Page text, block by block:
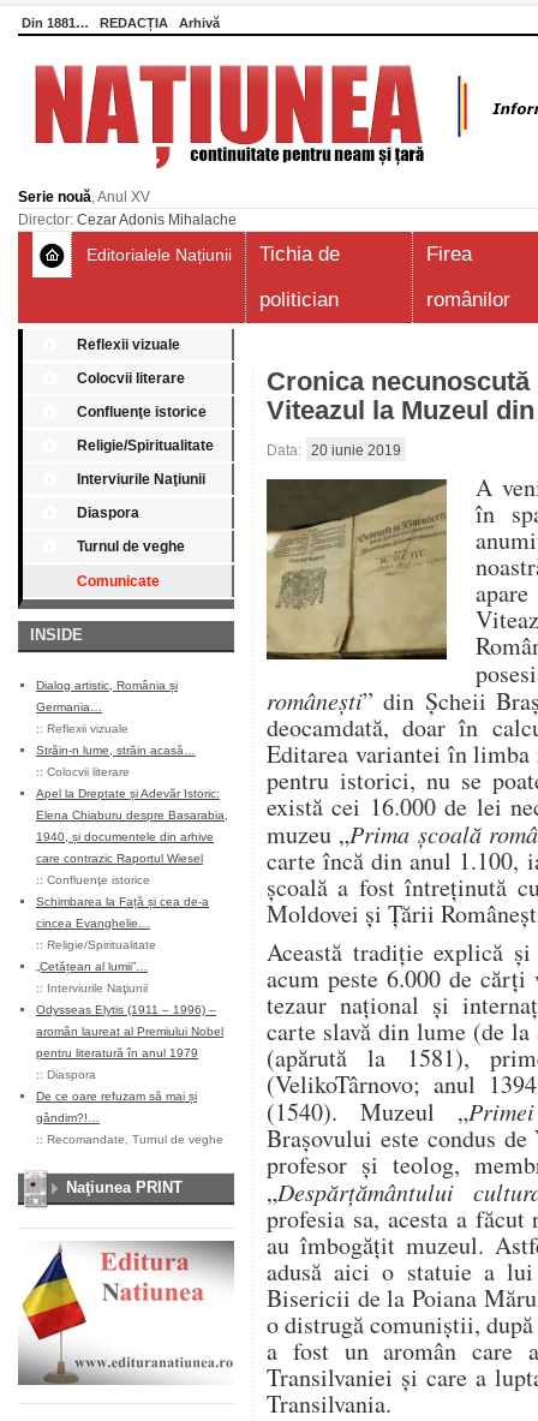
Din 1881… REDACȚIA Arhivă
Serie nouă, Anul XV
Director: Cezar Adonis Mihalache
Editorialele Națiunii
Tichia de
politician
Firea
românilor
Reflexii vizuale
Colocvii literare
Confluenţe istorice
Religie/Spiritualitate
Interviurile Naţiunii
Diaspora
Turnul de veghe
Comunicate
INSIDE
Dialog artistic, România și
Germania…
:: Reflexii vizuale
Străin-n lume, străin acasă…
:: Colocvii literare
Apel la Dreptate și Adevăr Istoric:
Elena Chiaburu despre Basarabia,
1940, și documentele din arhive
care contrazic Raportul Wiesel
:: Confluenţe istorice
Schimbarea la Față și cea de-a
cincea Evanghelie…
:: Religie/Spiritualitate
„Cetățean al lumii”…
:: Interviurile Naţiunii
Odysseas Elytis (1911 – 1996) –
aromân laureat al Premiului Nobel
pentru literatură în anul 1979
:: Diaspora
De ce oare refuzam să mai și
gândim?!…
:: Recomandate Turnul de veghe
Naţiunea PRINT
Cronica
Viteazul la Muzeul
Data: 20 iunie 2019
A
în
românești” din Șcheii
deocamdată, doar în
Editarea variantei în limba
pentru istorici, nu se
există cei 16.000 de lei
muzeu „Prima școală
carte încă din anul 1.100,
școală a fost întreținută
Moldovei și Țării
Această tradiție explică
acum peste 6.000 de
tezaur național și
carte slavă din lume (de
(apărută la 1581),
(VelikoTârnovo; anul
(1540). Muzeul „
Brașovului este condus
profesor și teolog,
„Despărțământului
profesia sa, acesta a
au îmbogățit muzeul.
adusă aici o statuie a
Bisericii de la Poiana
o distrugă comuniștii,
a fost un aromân care
Transilvaniei și care a
Transilvania.